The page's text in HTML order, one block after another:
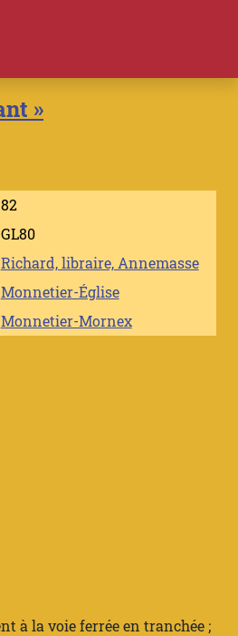
»
82
GL80
Richard, libraire, Annemasse
Monnetier-Église
Monnetier-Mornex
à la voie ferrée en tranchée ;